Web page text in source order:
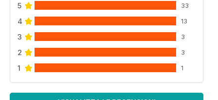
5 33
4 13
3 3
2 3
1 1